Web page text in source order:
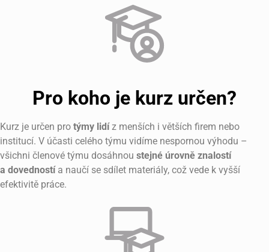
Pro koho je kurz určen?
Kurz je určen pro týmy lidíz menších i větších firem nebo
institucí. V účasti celého týmu vidíme nespornou výhodu –
všichni členové týmu dosáhnou stejné úrovně znalostí
a dovednostía naučí se sdílet materiály, což vede k vyšší
efektivitě práce.